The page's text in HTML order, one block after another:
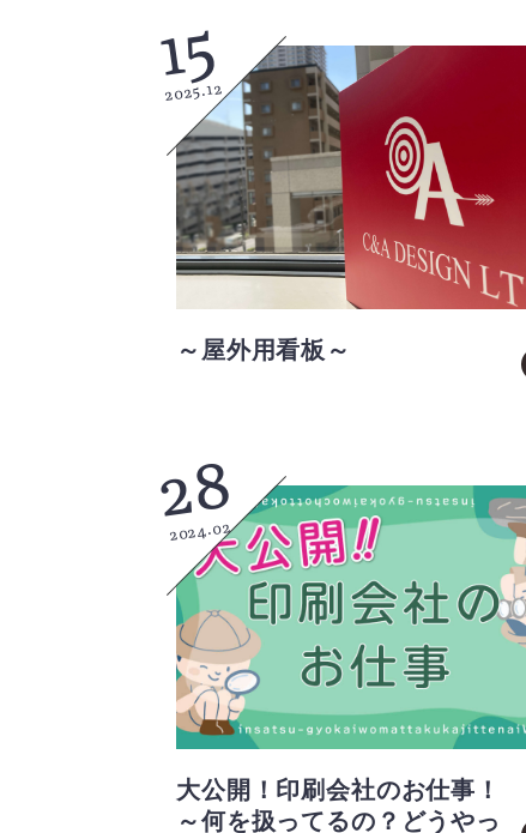
15
2025.12
～屋外用看板～
28
2024.02
大公開！印刷会社のお仕事！
～何を扱ってるの？どうやっ